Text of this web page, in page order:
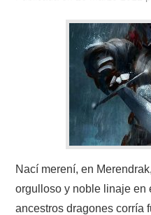
NOVELAS
Nací merení, en
orgulloso y noble linaje en
ancestros dragones corría